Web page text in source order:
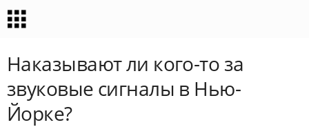
Наказывают ли кого-то за
звуковые сигналы в Нью-
Йорке?